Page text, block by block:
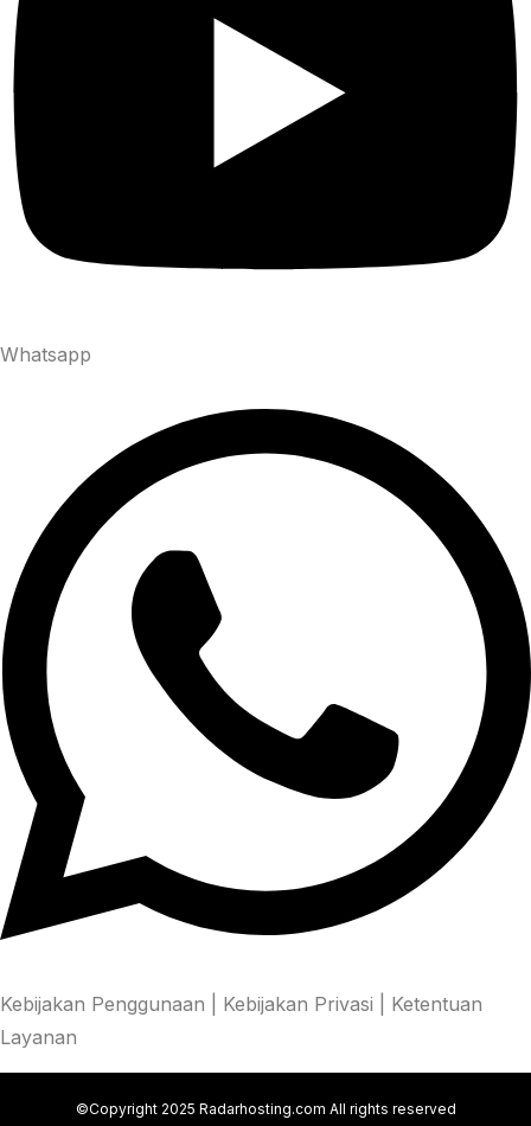
Whatsapp
Kebijakan Penggunaan Kebijakan Privasi
Ketentuan
Layanan
©Copyright 2025 Radarhosting.com All rights reserved